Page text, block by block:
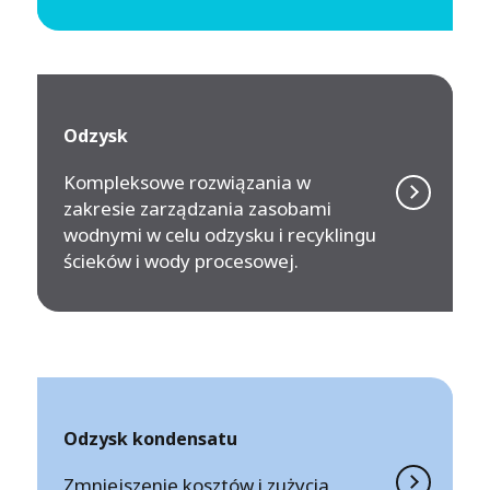
Odzysk
Kompleksowe rozwiązania w
zakresie zarządzania zasobami
wodnymi w celu odzysku i recyklingu
ścieków i wody procesowej.
Odzysk kondensatu
Zmniejszenie kosztów i zużycia